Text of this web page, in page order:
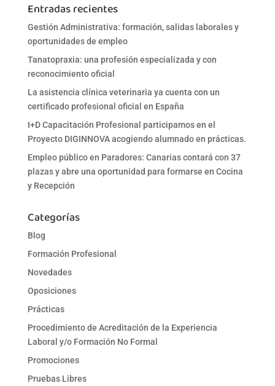
Entradas recientes
Gestión Administrativa: formación, salidas laborales y
oportunidades de empleo
Tanatopraxia: una profesión especializada y con
reconocimiento oficial
La asistencia clínica veterinaria ya cuenta con un
certificado profesional oficial en España
I+D Capacitación Profesional participamos en el
Proyecto DIGINNOVA acogiendo alumnado en prácticas.
Empleo público en Paradores: Canarias contará con 37
plazas y abre una oportunidad para formarse en Cocina
y Recepción
Categorías
Blog
Formación Profesional
Novedades
Oposiciones
Prácticas
Procedimiento de Acreditación de la Experiencia
Laboral y/o Formación No Formal
Promociones
Pruebas Libres